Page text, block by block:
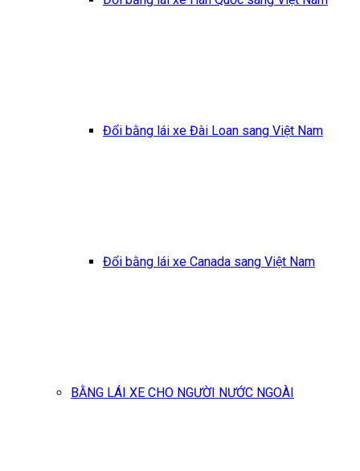
Đổi bằng lái xe Đài Loan sang Việt Nam
Đổi bằng lái xe Canada sang Việt Nam
BẰNG LÁI XE CHO NGƯỜI NƯỚC NGOÀI